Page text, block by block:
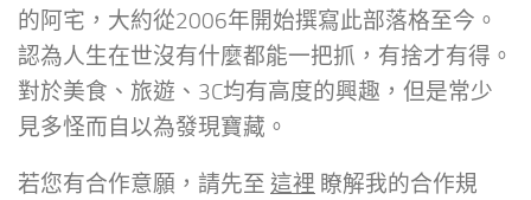
的阿宅，大約從2006年開始撰寫此部落格至今。
認為人生在世沒有什麼都能一把抓，有捨才有得。
對於美食、旅遊、3C均有高度的興趣，但是常少
見多怪而自以為發現寶藏。
若您有合作意願，請先至 這裡 瞭解我的合作規